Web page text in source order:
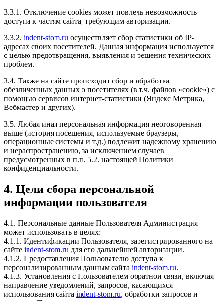
3.3.1. Отключение cookies может повлечь невозможность
доступа к частям сайта, требующим авторизации.
3.3.2. indent-stom.ru осуществляет сбор статистики об IP-
адресах своих посетителей. Данная информация используется
с целью предотвращения, выявления и решения технических
проблем.
3.4. Также на сайте происходит сбор и обработка
обезличенных данных о посетителях (в т.ч. файлов «cookie») с
помощью сервисов интернет-статистики (Яндекс Метрика,
Вебмастер и других).
3.5. Любая иная персональная информация неоговоренная
выше (история посещения, используемые браузеры,
операционные системы и т.д.) подлежит надежному хранению
и нераспространению, за исключением случаев,
предусмотренных в п.п. 5.2. настоящей Политики
конфиденциальности.
4. Цели сбора персональной
информации пользователя
4.1. Персональные данные Пользователя Администрация
может использовать в целях:
4.1.1. Идентификации Пользователя, зарегистрированного на
сайте indent-stom.ru для его дальнейшей авторизации.
4.1.2. Предоставления Пользователю доступа к
персонализированным данным сайта indent-stom.ru.
4.1.3. Установления с Пользователем обратной связи, включая
направление уведомлений, запросов, касающихся
использования сайта indent-stom.ru, обработки запросов и